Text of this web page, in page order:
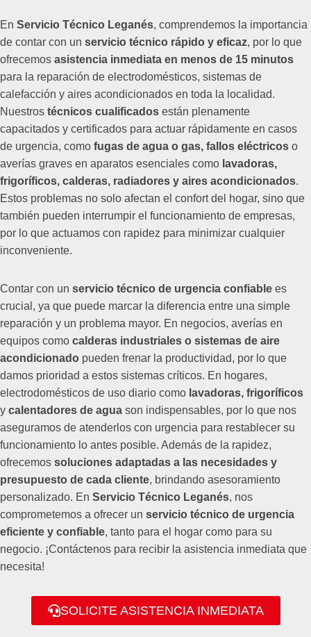
En Servicio Técnico Leganés, comprendemos la importancia
de contar con un servicio técnico rápido y eficaz, por lo que
ofrecemos asistencia inmediata en menos de 15 minutos
para la reparación de electrodomésticos, sistemas de
calefacción y aires acondicionados en toda la localidad.
Nuestros técnicos cualificados están plenamente
capacitados y certificados para actuar rápidamente en casos
de urgencia, como fugas de agua o gas, fallos eléctricos o
averías graves en aparatos esenciales como lavadoras,
frigoríficos, calderas, radiadores y aires acondicionados.
Estos problemas no solo afectan el confort del hogar, sino que
también pueden interrumpir el funcionamiento de empresas,
por lo que actuamos con rapidez para minimizar cualquier
inconveniente.
Contar con un servicio técnico de urgencia confiable es
crucial, ya que puede marcar la diferencia entre una simple
reparación y un problema mayor. En negocios, averías en
equipos como calderas industriales o sistemas de aire
acondicionado pueden frenar la productividad, por lo que
damos prioridad a estos sistemas críticos. En hogares,
electrodomésticos de uso diario como lavadoras, frigoríficos
y calentadores de agua son indispensables, por lo que nos
aseguramos de atenderlos con urgencia para restablecer su
funcionamiento lo antes posible. Además de la rapidez,
ofrecemos soluciones adaptadas a las necesidades y
presupuesto de cada cliente, brindando asesoramiento
personalizado. En Servicio Técnico Leganés, nos
comprometemos a ofrecer un servicio técnico de urgencia
eficiente y confiable, tanto para el hogar como para su
negocio. ¡Contáctenos para recibir la asistencia inmediata que
necesita!
SOLICITE ASISTENCIA INMEDIATA